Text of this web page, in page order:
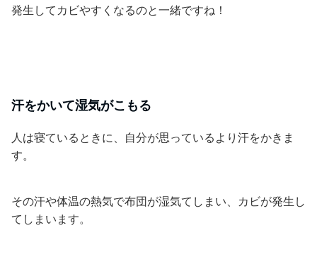
発生してカビやすくなるのと一緒ですね！
汗をかいて湿気がこもる
人は寝ているときに、自分が思っているより汗をかきま
す。
その汗や体温の熱気で布団が湿気てしまい、カビが発生し
てしまいます。